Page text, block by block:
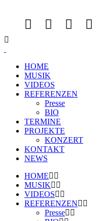
HOME
MUSIK
VIDEOS
REFERENZEN
Presse
BIO
TERMINE
PROJEKTE
KONZERT
KONTAKT
NEWS
HOME
MUSIK
VIDEOS
REFERENZEN
Presse